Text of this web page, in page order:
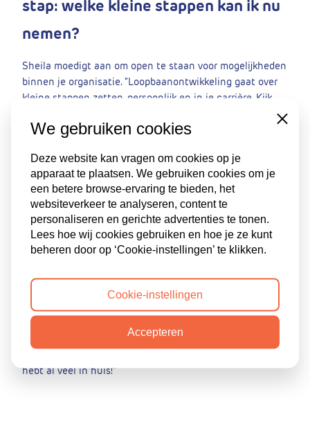
stap: welke kleine stappen kan ik nu
nemen?
Sheila moedigt aan om open te staan voor mogelijkheden
binnen je organisatie. “Loopbaanontwikkeling gaat over
kleine stappen zetten, persoonlijk en in je carrière. Kijk
binnen je organisatie welke kansen er zijn, maar wees ook
nieuwsgierig naar de bredere arbeidsmarkt.”
Ze geeft een tip om dingen rustig te onderzoeken. “Ga
eens op een informeel gesprek of een koffieafspraak met
een collega of op een afdeling die jou interesseert. Zo
kun je ontspannen en nieuwsgierig kijken wat er allemaal
mogelijk is.”
Kijk eens naar wat je al hebt bereikt
Tot slot wilt Sheila graag meegeven om te kijken naar wat
je al bereikt hebt. “Mensen onderschatten vaak wat ze al
kunnen,” zegt ze. “Kijk eens naar je cv en realiseer je
hebt al veel in huis!”
We gebruiken cookies
Deze website kan vragen om cookies op je
apparaat te plaatsen. We gebruiken cookies om je
een betere browse-ervaring te bieden, het
websiteverkeer te analyseren, content te
personaliseren en gerichte advertenties te tonen.
Lees hoe wij cookies gebruiken en hoe je ze kunt
beheren door op ‘Cookie-instellingen’ te klikken.
Close
Cookie-instellingen
Accepteren